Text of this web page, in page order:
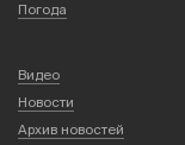
Погода
Видео
Новости
Архив новостей